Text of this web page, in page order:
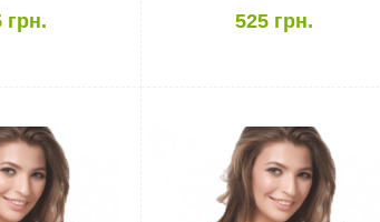
грн. 525 грн.